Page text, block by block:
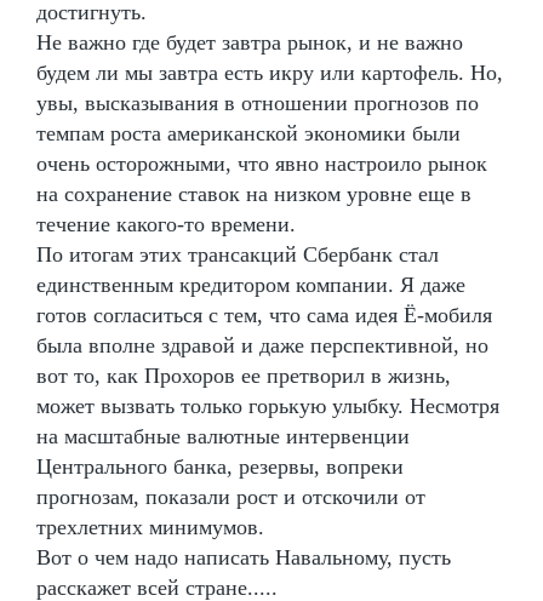
достигнуть.
Не важно где будет завтра рынок, и не важно
будем ли мы завтра есть икру или картофель. Но,
увы, высказывания в отношении прогнозов по
темпам роста американской экономики были
очень осторожными, что явно настроило рынок
на сохранение ставок на низком уровне еще в
течение какого-то времени.
По итогам этих трансакций Сбербанк стал
единственным кредитором компании. Я даже
готов согласиться с тем, что сама идея Ё-мобиля
была вполне здравой и даже перспективной, но
вот то, как Прохоров ее претворил в жизнь,
может вызвать только горькую улыбку. Несмотря
на масштабные валютные интервенции
Центрального банка, резервы, вопреки
прогнозам, показали рост и отскочили от
трехлетних минимумов.
Вот о чем надо написать Навальному, пусть
расскажет всей стране.....